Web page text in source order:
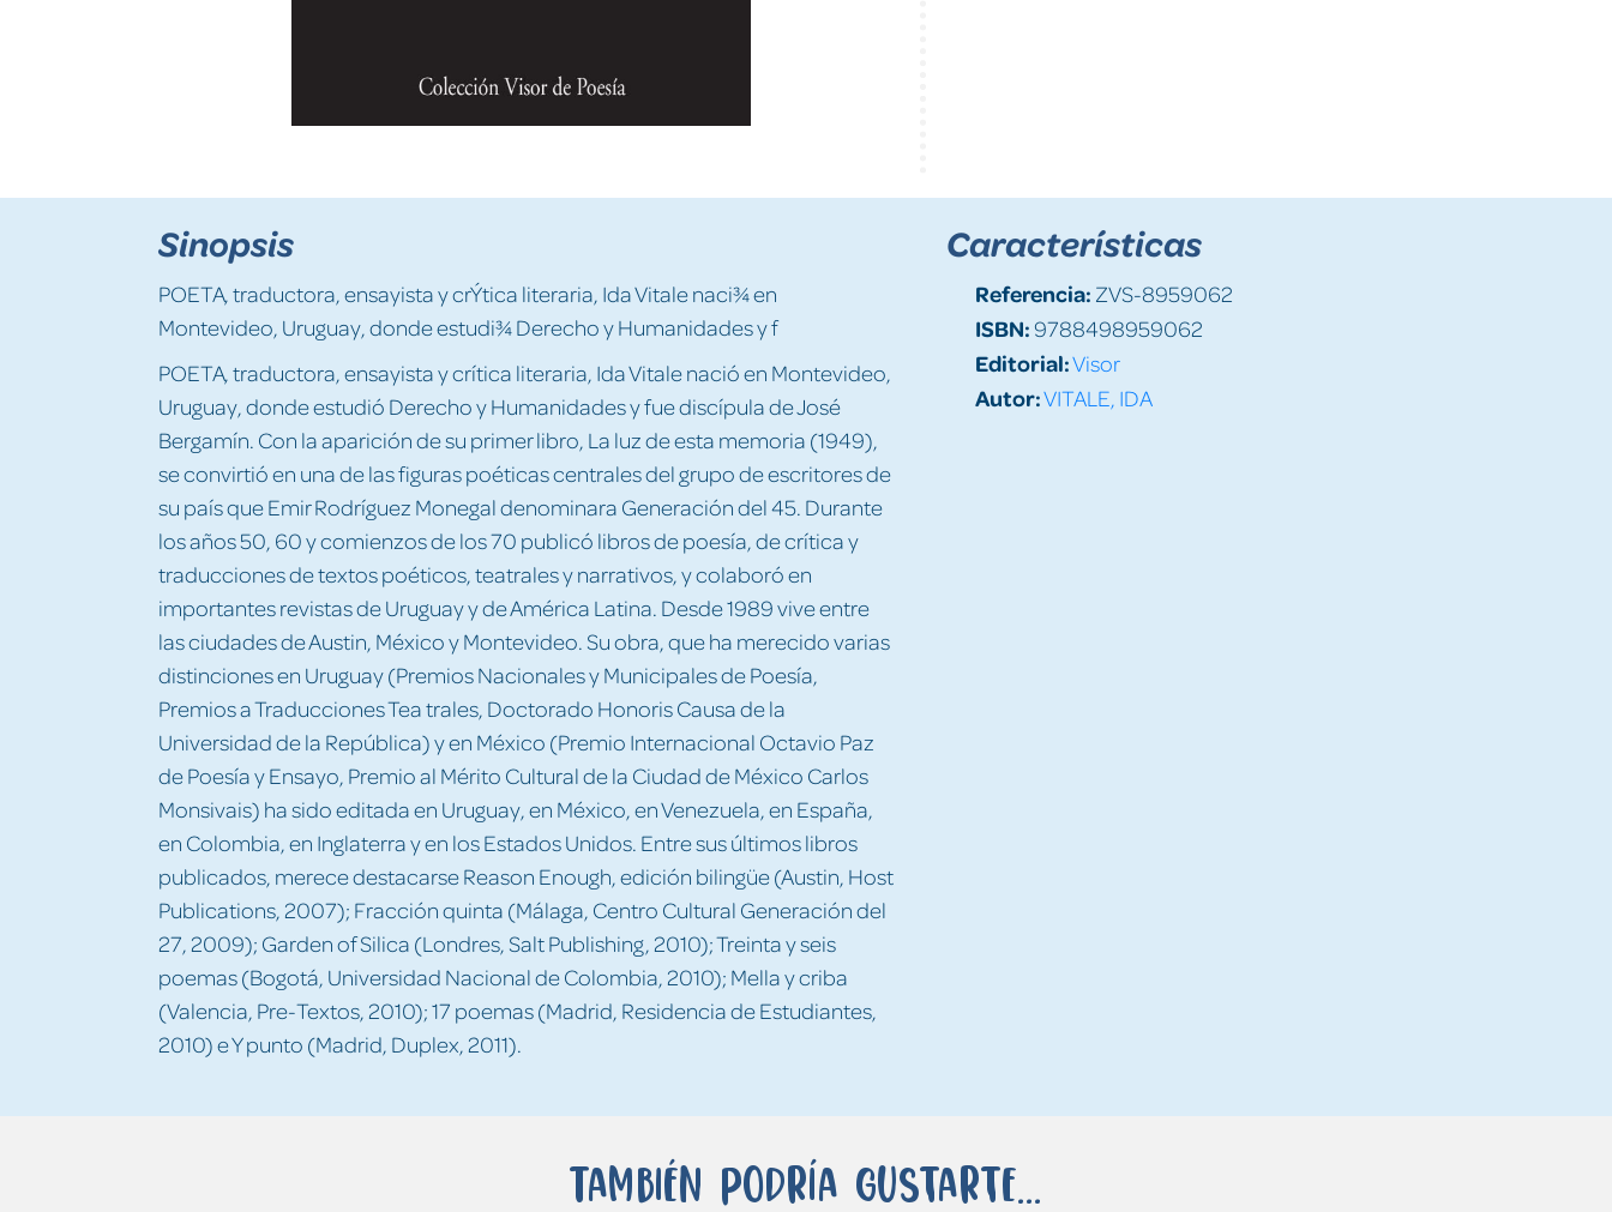
Sinopsis
POETA, traductora, ensayista y crÝtica literaria, Ida Vitale naci¾ en
Montevideo, Uruguay, donde estudi¾ Derecho y Humanidades y f
POETA, traductora, ensayista y crítica literaria, Ida Vitale nació en Montevideo,
Uruguay, donde estudió Derecho y Humanidades y fue discípula de José
Bergamín. Con la aparición de su primer libro, La luz de esta memoria (1949),
se convirtió en una de las figuras poéticas centrales del grupo de escritores de
su país que Emir Rodríguez Monegal denominara Generación del 45. Durante
los años 50, 60 y comienzos de los 70 publicó libros de poesía, de crítica y
traducciones de textos poéticos, teatrales y narrativos, y colaboró en
importantes revistas de Uruguay y de América Latina. Desde 1989 vive entre
las ciudades de Austin, México y Montevideo. Su obra, que ha merecido varias
distinciones en Uruguay (Premios Nacionales y Municipales de Poesía,
Premios a Traducciones Tea trales, Doctorado Honoris Causa de la
Universidad de la República) y en México (Premio Internacional Octavio Paz
de Poesía y Ensayo, Premio al Mérito Cultural de la Ciudad de México Carlos
Monsivais) ha sido editada en Uruguay, en México, en Venezuela, en España,
en Colombia, en Inglaterra y en los Estados Unidos. Entre sus últimos libros
publicados, merece destacarse Reason Enough, edición bilingüe (Austin, Host
Publications, 2007); Fracción quinta (Málaga, Centro Cultural Generación del
27, 2009); Garden of Silica (Londres, Salt Publishing, 2010); Treinta y seis
poemas (Bogotá, Universidad Nacional de Colombia, 2010); Mella y criba
(Valencia, Pre-Textos, 2010); 17 poemas (Madrid, Residencia de Estudiantes,
2010) e Y punto (Madrid, Duplex, 2011).
Características
Referencia: ZVS-8959062
ISBN:9788498959062
Editorial:Visor
Autor:VITALE, IDA
También podría gustarte...